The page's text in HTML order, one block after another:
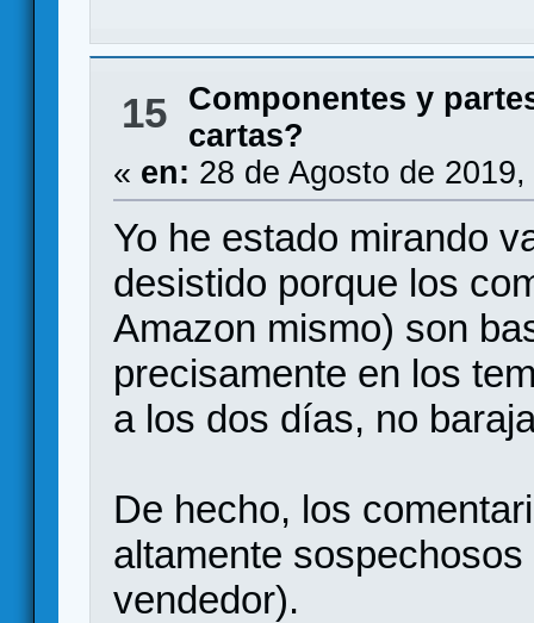
15
Componentes y
cartas?
« en: 28 de Agosto de
Yo he estado mirando
desistido porque los
Amazon mismo) son
precisamente en los
a los dos días, no
De hecho, los
altamente
vendedor).